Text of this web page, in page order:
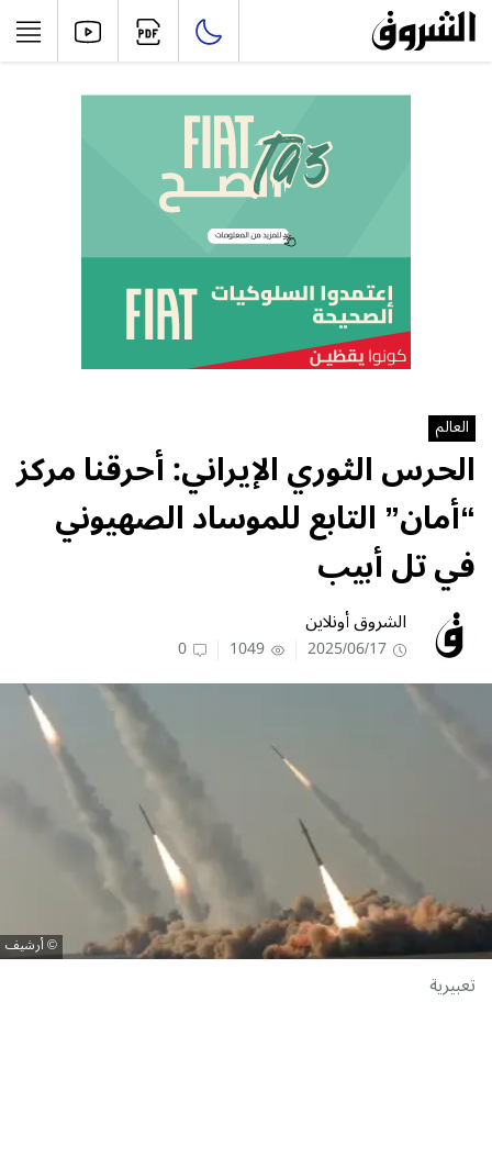
العالم
الحرس الثوري الإيراني: أحرقنا مركز
“أمان” التابع للموساد الصهيوني
في تل أبيب
الشروق أونلاين
2025/06/17
1049
0
أرشيف
تعبيرية